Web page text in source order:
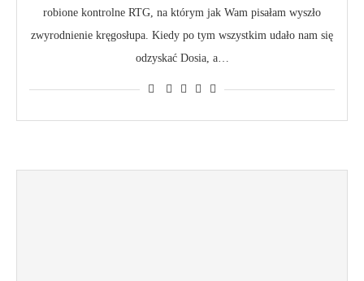
robione kontrolne RTG, na którym jak Wam pisałam wyszło
zwyrodnienie kręgosłupa. Kiedy po tym wszystkim udało nam się
odzyskać Dosia, a…